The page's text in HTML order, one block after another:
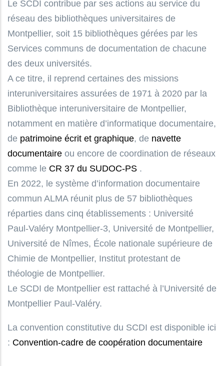
Le SCDI contribue par ses actions au service du
réseau des bibliothèques universitaires de
Montpellier, soit 15 bibliothèques gérées par les
Services communs de documentation de chacune
des deux universités.
A ce titre, il reprend certaines des missions
interuniversitaires assurées de 1971 à 2020 par la
Bibliothèque interuniversitaire de Montpellier,
notamment en matière d’informatique documentaire,
de patrimoine écrit et graphique, de navette
documentaire ou encore de coordination de réseaux
comme le CR 37 du SUDOC-PS .
En 2022, le système d’information documentaire
commun ALMA réunit plus de 57 bibliothèques
réparties dans cinq établissements : Université
Paul-Valéry Montpellier-3, Université de Montpellier,
Université de Nîmes, École nationale supérieure de
Chimie de Montpellier, Institut protestant de
théologie de Montpellier.
Le SCDI de Montpellier est rattaché à l’Université de
Montpellier Paul-Valéry.
La convention constitutive du SCDI est disponible ici
: Convention-cadre de coopération documentaire